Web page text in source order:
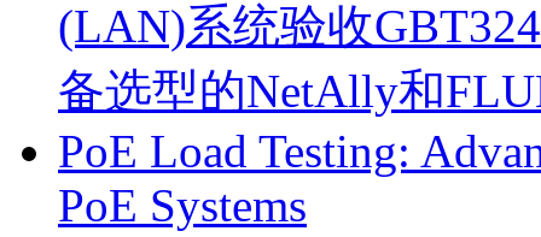
DCI工程师证书
(LAN)系统验收
备选型的NetAlly和
PoE Load Testing:
PoE Systems